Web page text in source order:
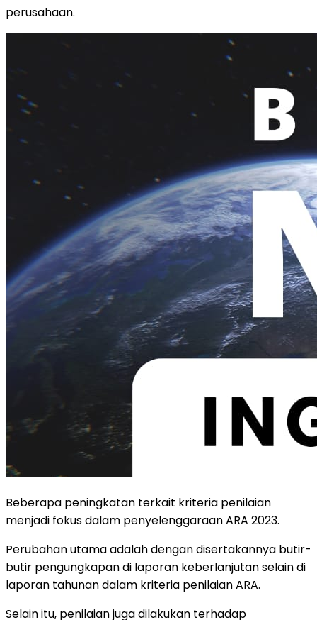
perusahaan.
Beberapa peningkatan terkait kriteria penilaian
menjadi fokus dalam penyelenggaraan ARA 2023.
Perubahan utama adalah dengan disertakannya butir-
butir pengungkapan di laporan keberlanjutan selain di
laporan tahunan dalam kriteria penilaian ARA.
Selain itu, penilaian juga dilakukan terhadap